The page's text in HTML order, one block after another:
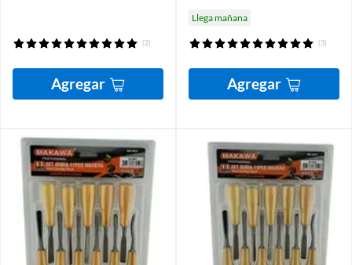
(2)
Agregar
Llega mañana
(3)
Agregar